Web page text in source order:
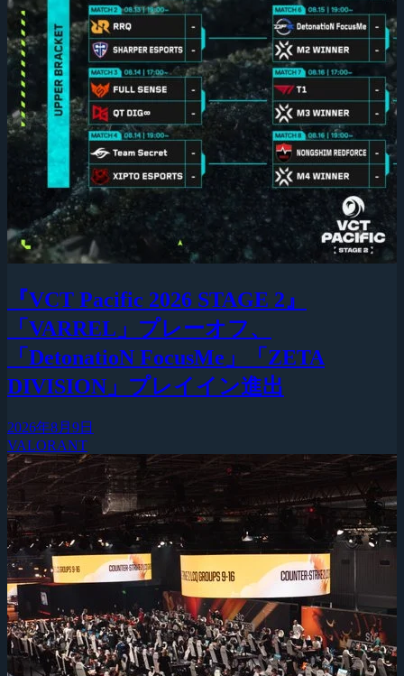
『VCT Pacific 2026 STAGE 2』
「VARREL」プレーオフ、
「DetonatioN FocusMe」「ZETA
DIVISION」プレイイン進出
2026年8月9日
VALORANT